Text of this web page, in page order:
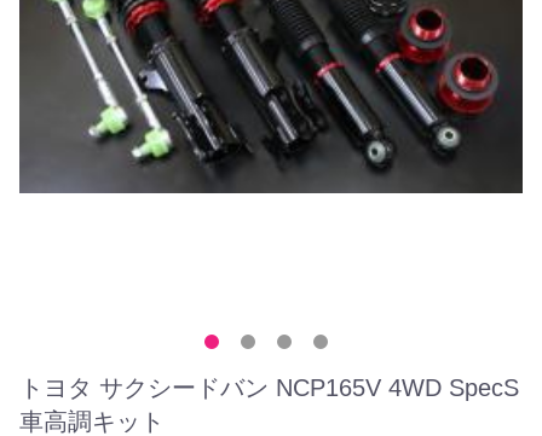
トヨタ サクシードバン NCP165V 4WD SpecS
車高調キット